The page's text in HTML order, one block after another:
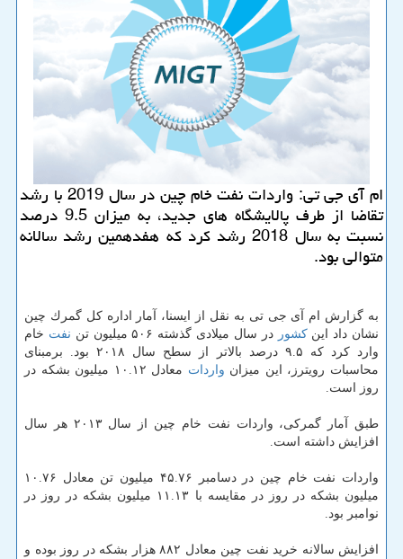
ام آی جی تی: واردات نفت خام چین در سال 2019 با رشد
تقاضا از طرف پالایشگاه های جدید، به میزان 9.5 درصد
نسبت به سال 2018 رشد كرد كه هفدهمین رشد سالانه
متوالی بود.
به گزارش ام آی جی تی به نقل از ایسنا، آمار اداره كل گمرك چین
نشان داد اینكشور در سال میلادی گذشته ۵۰۶ میلیون تن نفت خام
وارد كرد كه ۹.۵ درصد بالاتر از سطح سال ۲۰۱۸ بود. برمبنای
محاسبات رویترز، این میزان واردات
معادل ۱۰.۱۲ میلیون بشكه در
روز است.
طبق آمار گمركی، واردات نفت خام چین از سال ۲۰۱۳ هر سال
افزایش داشته است.
واردات نفت خام چین در دسامبر ۴۵.۷۶ میلیون تن معادل ۱۰.۷۶
میلیون بشكه در روز در مقایسه با ۱۱.۱۳ میلیون بشكه در روز در
نوامبر بود.
افزایش سالانه خرید نفت چین معادل ۸۸۲ هزار بشكه در روز بوده و